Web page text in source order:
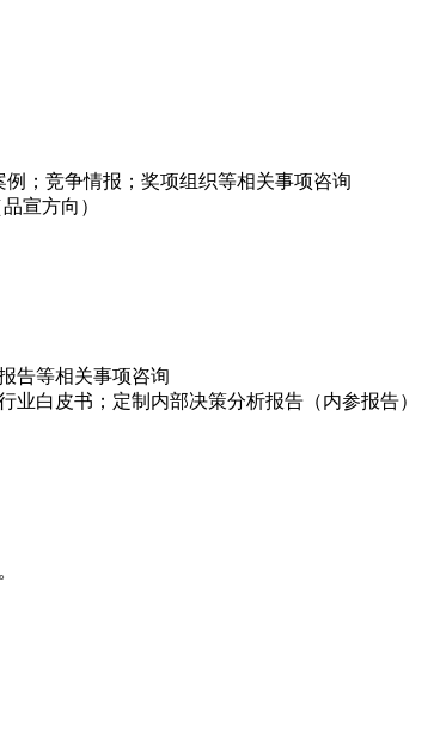
；竞争情报；奖项组织等相关事项咨询
宣方向）
告等相关事项咨询
白皮书；定制内部决策分析报告（内参报告）